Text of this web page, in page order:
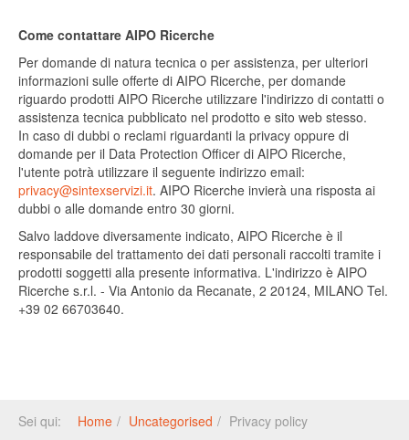
Come contattare AIPO Ricerche
Per domande di natura tecnica o per assistenza, per ulteriori
informazioni sulle offerte di AIPO Ricerche, per domande
riguardo prodotti AIPO Ricerche utilizzare l'indirizzo di contatti o
assistenza tecnica pubblicato nel prodotto e sito web stesso.
In caso di dubbi o reclami riguardanti la privacy oppure di
domande per il Data Protection Officer di AIPO Ricerche,
l'utente potrà utilizzare il seguente indirizzo email:
privacy@sintexservizi.it. AIPO Ricerche invierà una risposta ai
dubbi o alle domande entro 30 giorni.
Salvo laddove diversamente indicato, AIPO Ricerche è il
responsabile del trattamento dei dati personali raccolti tramite i
prodotti soggetti alla presente informativa. L'indirizzo è AIPO
Ricerche s.r.l. - Via Antonio da Recanate, 2 20124, MILANO Tel.
+39 02 66703640.
Sei qui: Home Uncategorised Privacy policy